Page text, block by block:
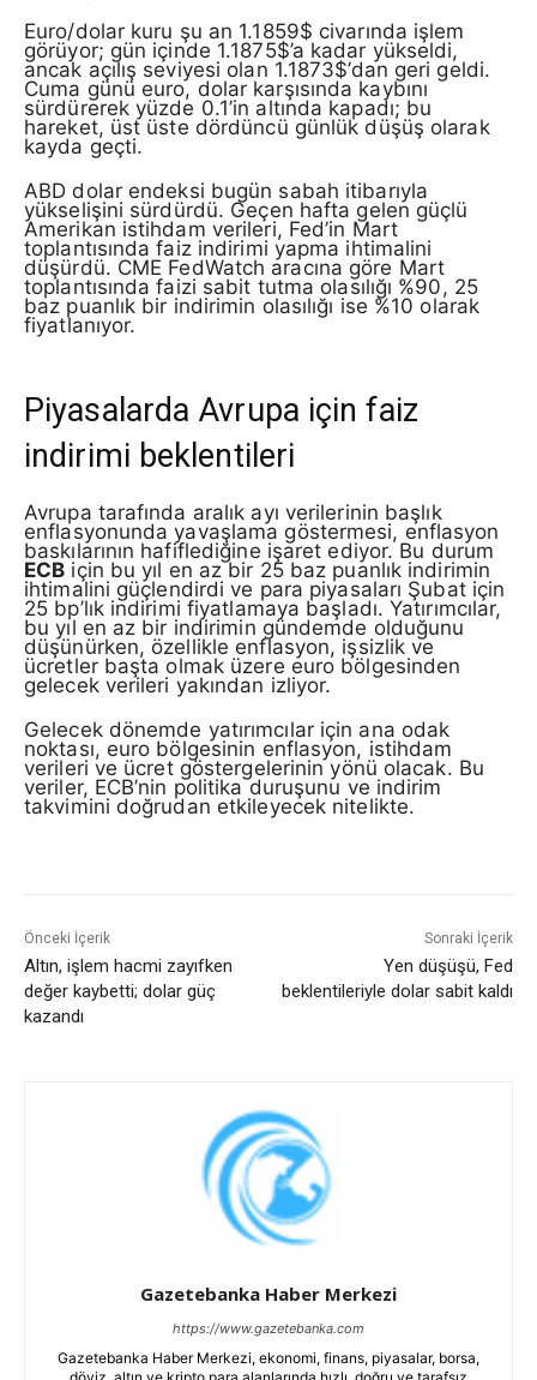
Euro/dolar kuru şu an 1.1859$ civarında işlem
görüyor; gün içinde 1.1875$’a kadar yükseldi,
ancak açılış seviyesi olan 1.1873$’dan geri geldi.
Cuma günü euro, dolar karşısında kaybını
sürdürerek yüzde 0.1’in altında kapadı; bu
hareket, üst üste dördüncü günlük düşüş olarak
kayda geçti.
ABD dolar endeksi bugün sabah itibarıyla
yükselişini sürdürdü. Geçen hafta gelen güçlü
Amerikan istihdam verileri, Fed’in Mart
toplantısında faiz indirimi yapma ihtimalini
düşürdü. CME FedWatch aracına göre Mart
toplantısında faizi sabit tutma olasılığı %90, 25
baz puanlık bir indirimin olasılığı ise %10 olarak
fiyatlanıyor.
Piyasalarda Avrupa için faiz
indirimi beklentileri
Avrupa tarafında aralık ayı verilerinin başlık
enflasyonunda yavaşlama göstermesi, enflasyon
baskılarının hafiflediğine işaret ediyor. Bu durum
ECB için bu yıl en az bir 25 baz puanlık indirimin
ihtimalini güçlendirdi ve para piyasaları Şubat için
25 bp’lık indirimi fiyatlamaya başladı. Yatırımcılar,
bu yıl en az bir indirimin gündemde olduğunu
düşünürken, özellikle enflasyon, işsizlik ve
ücretler başta olmak üzere euro bölgesinden
gelecek verileri yakından izliyor.
Gelecek dönemde yatırımcılar için ana odak
noktası, euro bölgesinin enflasyon, istihdam
verileri ve ücret göstergelerinin yönü olacak. Bu
veriler, ECB’nin politika duruşunu ve indirim
takvimini doğrudan etkileyecek nitelikte.
Önceki İçerik
Altın, işlem hacmi zayıfken
değer kaybetti; dolar güç
kazandı
Sonraki İçerik
Yen düşüşü, Fed
beklentileriyle dolar sabit kaldı
Gazetebanka Haber Merkezi
https://www.gazetebanka.com
Gazetebanka Haber Merkezi, ekonomi, finans, piyasalar, borsa,